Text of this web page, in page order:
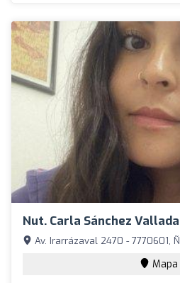
Nut. Carla Sánchez
Av. Irarrázaval 2470 - 7770601,
Mapa